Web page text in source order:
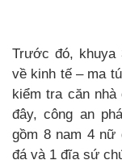
Trước đó, khuya
về kinh tế – ma
kiểm tra căn nhà
đây, công an
gồm 8 nam 4 nữ
đá và 1 đĩa sứ